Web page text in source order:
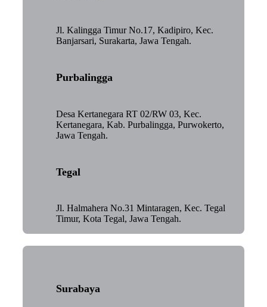
Jl. Kalingga Timur No.17, Kadipiro, Kec.
Banjarsari, Surakarta, Jawa Tengah.
Purbalingga
Desa Kertanegara RT 02/RW 03, Kec.
Kertanegara, Kab. Purbalingga, Purwokerto,
Jawa Tengah.
Tegal
Jl. Halmahera No.31 Mintaragen, Kec. Tegal
Timur, Kota Tegal, Jawa Tengah.
Surabaya